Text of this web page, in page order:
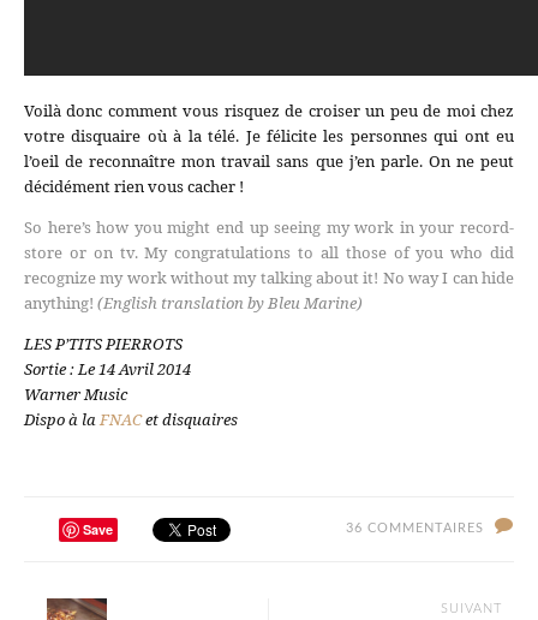
Voilà donc comment vous risquez de croiser un peu de moi chez
votre disquaire où à la télé. Je félicite les personnes qui ont eu
l’oeil de reconnaître mon travail sans que j’en parle. On ne peut
décidément rien vous cacher !
So here’s how you might end up seeing my work in your record-
store or on tv. My congratulations to all those of you who did
recognize my work without my talking about it! No way I can hide
anything! (English translation by Bleu Marine)
LES P’TITS PIERROTS
Sortie : Le 14 Avril 2014
Warner Music
Dispo à laFNACet disquaires
Save 36 COMMENTAIRES
SUIVANT